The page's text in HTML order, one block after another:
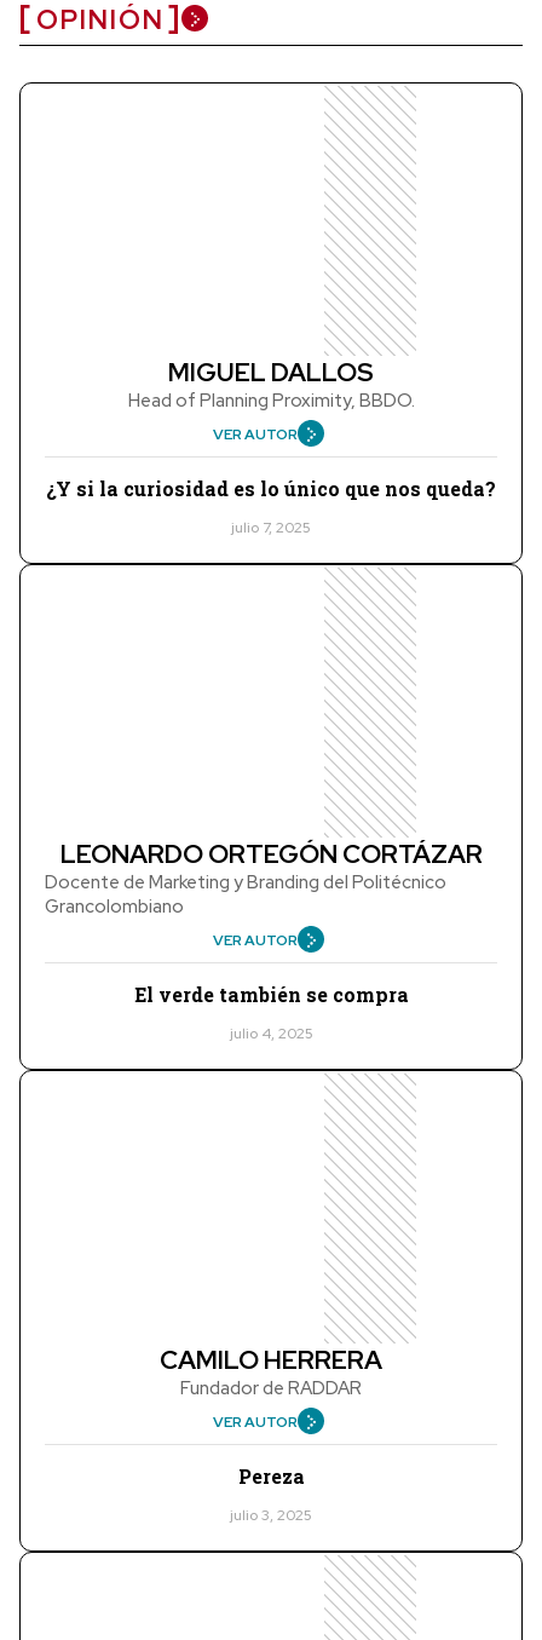
OPINIÓN
MIGUEL DALLOS
Head of Planning Proximity, BBDO.
VER AUTOR
¿Y si la curiosidad es lo único que nos queda?
julio 7, 2025
LEONARDO ORTEGÓN CORTÁZAR
Docente de Marketing y Branding del Politécnico
Grancolombiano
VER AUTOR
El verde también se compra
julio 4, 2025
CAMILO HERRERA
Fundador de RADDAR
VER AUTOR
Pereza
julio 3, 2025